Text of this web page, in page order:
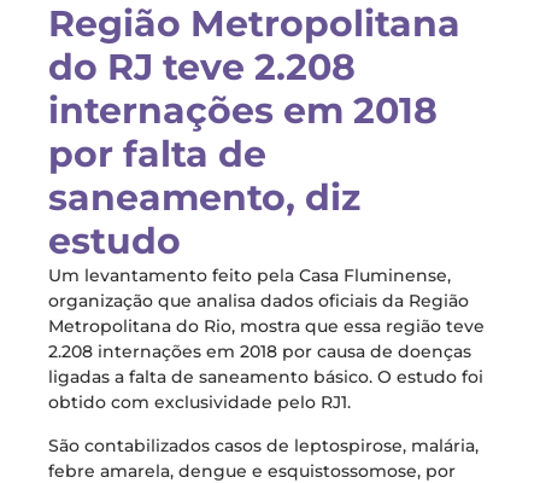
Região Metropolitana
do RJ teve 2.208
internações em 2018
por falta de
saneamento, diz
estudo
Um levantamento feito pela Casa Fluminense,
organização que analisa dados oficiais da Região
Metropolitana do Rio, mostra que essa região teve
2.208 internações em 2018 por causa de doenças
ligadas a falta de saneamento básico. O estudo foi
obtido com exclusividade pelo RJ1.
São contabilizados casos de leptospirose, malária,
febre amarela, dengue e esquistossomose, por